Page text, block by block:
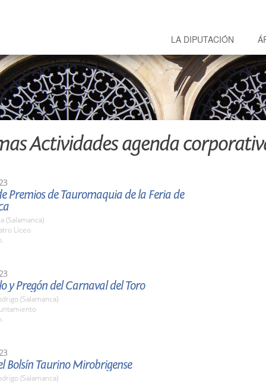
LA DIPUTACIÓN
Actividades agenda
Premios de Tauromaquia de la Feria de
(Salamanca)
Liceo
y Pregón del Carnaval del Toro
(Salamanca)
Bolsín Taurino Mirobrigense
(Salamanca)